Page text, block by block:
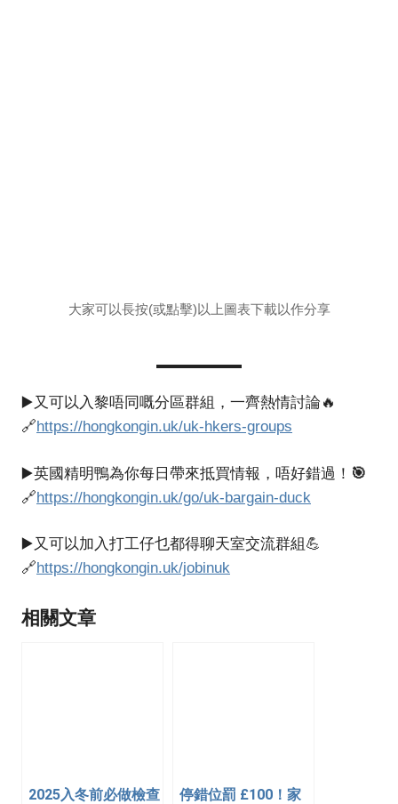
大家可以長按(或點擊)以上圖表下載以作分享
▶️又可以入黎唔同嘅分區群組，一齊熱情討論🔥
🔗https://hongkongin.uk/uk-hkers-groups
▶️英國精明鴨為你每日帶來抵買情報，唔好錯過！ 🎯
🔗https://hongkongin.uk/go/uk-bargain-duck
▶️又可以加入打工仔乜都得聊天室交流群組💪
🔗https://hongkongin.uk/jobinuk
相關文章
2025入冬前必做檢查
停錯位罰 £100！家